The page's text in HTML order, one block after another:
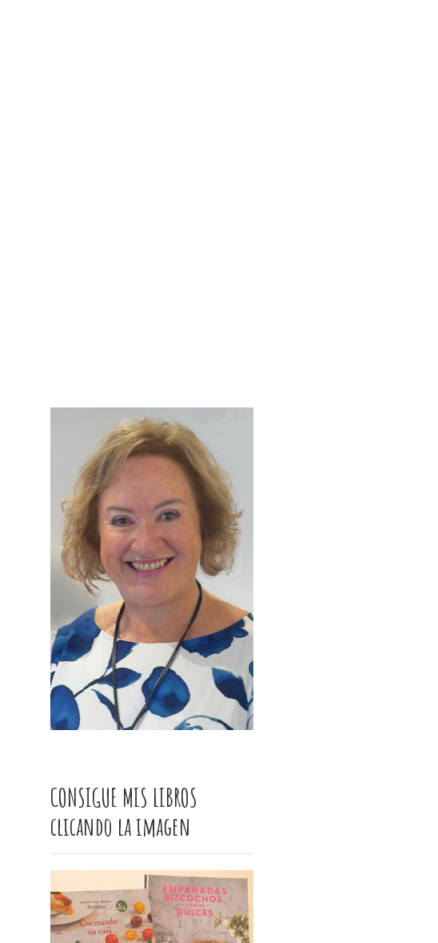
CONSIGUE MIS LIBROS
clicando la imagen